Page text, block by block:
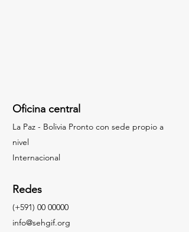
Oficina central
La Paz - Bolivia Pronto con sede propio a
nivel
Internacional
Redes
(+591) 00 00000
info@sehgif.org